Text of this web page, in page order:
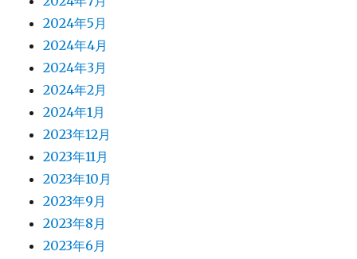
2024年5月
2024年4月
2024年3月
2024年2月
2024年1月
2023年12月
2023年11月
2023年10月
2023年9月
2023年8月
2023年6月